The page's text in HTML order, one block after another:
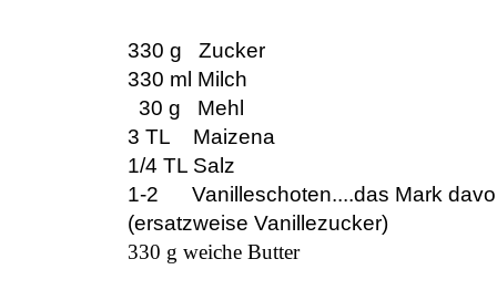
330 g Zucker
330 ml Milch
30 g Mehl
3 TL Maizena
1/4 TL Salz
1-2 Vanilleschoten....das Mark
(ersatzweise Vanillezucker)
330 g weiche Butter